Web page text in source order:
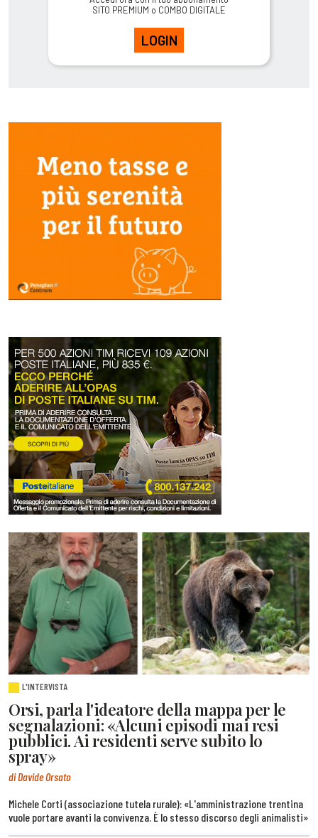
SITO PREMIUM o COMBO DIGITALE
LOGIN
L'INTERVISTA
Orsi, parla l'ideatore della mappa per le
segnalazioni: «Alcuni episodi mai resi
pubblici. Ai residenti serve subito lo
spray»
di Davide Orsato
Michele Corti (associazione tutela rurale): «L'amministrazione trentina
vuole portare avanti la convivenza. È lo stesso discorso degli animalisti»